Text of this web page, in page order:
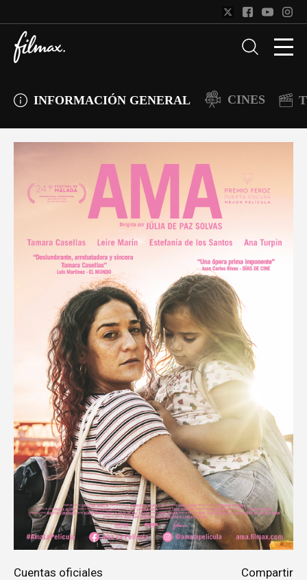
INFORMACIÓN GENERAL CINES
Cuentas oficiales Compartir